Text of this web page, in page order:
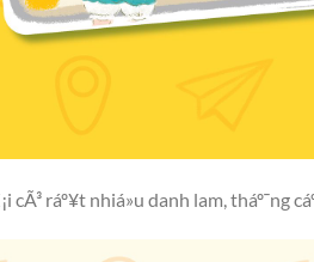
ráº¥t nhiá»u danh lam, tháº¯ng